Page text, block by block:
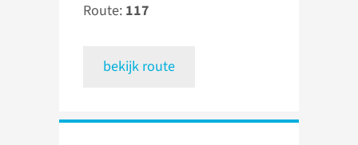
Route: 117
bekijk route